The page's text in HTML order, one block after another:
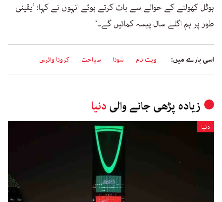
ہوٹل کھولنے کے حوالے سے بات کرتے ہوئے انہوں نے کہا: ’یقینی
طور پر ہم اگلے سال پیسہ کمائیں گے۔‘
اسی بارے میں: ویت نام سونا سیاحت کرونا وائرس
زیادہ پڑھی جانے والیدنیا
دنیا